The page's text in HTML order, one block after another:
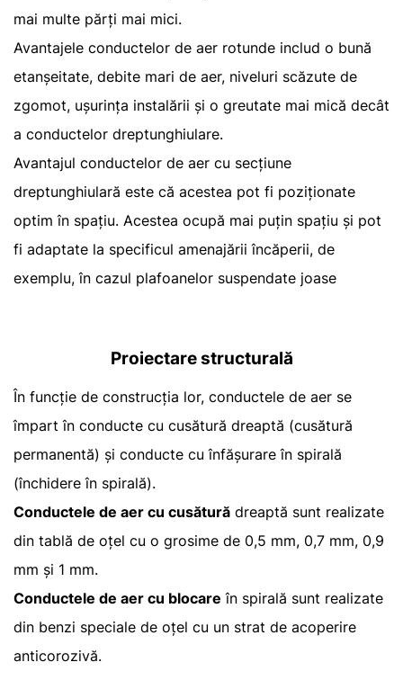
mai multe părți mai mici.
Avantajele conductelor de aer rotunde includ o bună
etanșeitate, debite mari de aer, niveluri scăzute de
zgomot, ușurința instalării și o greutate mai mică decât
a conductelor dreptunghiulare.
Avantajul conductelor de aer cu secțiune
dreptunghiulară este că acestea pot fi poziționate
optim în spațiu. Acestea ocupă mai puțin spațiu și pot
fi adaptate la specificul amenajării încăperii, de
exemplu, în cazul plafoanelor suspendate joase
Proiectare structurală
În funcție de construcția lor, conductele de aer se
împart în conducte cu cusătură dreaptă (cusătură
permanentă) și conducte cu înfășurare în spirală
(închidere în spirală).
Conductele de aer cu cusătură dreaptă sunt realizate
din tablă de oțel cu o grosime de 0,5 mm, 0,7 mm, 0,9
mm și 1 mm.
Conductele de aer cu blocare în spirală sunt realizate
din benzi speciale de oțel cu un strat de acoperire
anticorozivă.